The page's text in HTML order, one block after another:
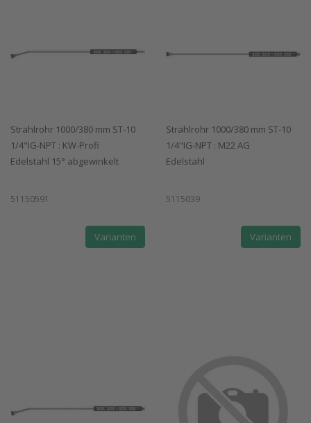
Strahlrohr 1000/380 mm ST-10
1/4"IG-NPT : KW-Profi
Edelstahl 15° abgewinkelt
51150591
Varianten
Strahlrohr 1000/380 mm ST-10
1/4"IG-NPT : M22 AG
Edelstahl
5115039
Varianten